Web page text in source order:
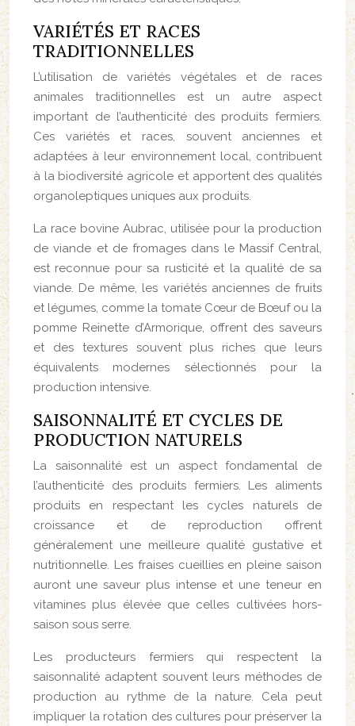
VARIÉTÉS ET RACES
TRADITIONNELLES
L’utilisation de variétés végétales et de races
animales traditionnelles est un autre aspect
important de l’authenticité des produits fermiers.
Ces variétés et races, souvent anciennes et
adaptées à leur environnement local, contribuent
à la biodiversité agricole et apportent des qualités
organoleptiques uniques aux produits.
La race bovine Aubrac, utilisée pour la production
de viande et de fromages dans le Massif Central,
est reconnue pour sa rusticité et la qualité de sa
viande. De même, les variétés anciennes de fruits
et légumes, comme la tomate Cœur de Bœuf ou la
pomme Reinette d’Armorique, offrent des saveurs
et des textures souvent plus riches que leurs
équivalents modernes sélectionnés pour la
production intensive.
SAISONNALITÉ ET CYCLES DE
PRODUCTION NATURELS
La saisonnalité est un aspect fondamental de
l’authenticité des produits fermiers. Les aliments
produits en respectant les cycles naturels de
croissance et de reproduction offrent
généralement une meilleure qualité gustative et
nutritionnelle. Les fraises cueillies en pleine saison
auront une saveur plus intense et une teneur en
vitamines plus élevée que celles cultivées hors-
saison sous serre.
Les producteurs fermiers qui respectent la
saisonnalité adaptent souvent leurs méthodes de
production au rythme de la nature. Cela peut
impliquer la rotation des cultures pour préserver la